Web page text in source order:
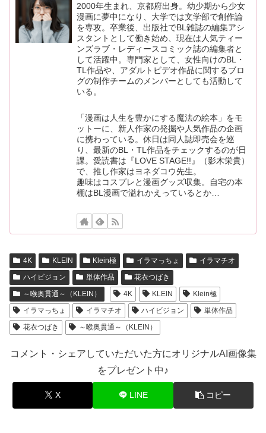
2000年生まれ、京都府出身。幼少期から少女
漫画に夢中になり、大学では文学部で創作論
を専攻。卒業後、出版社でBL雑誌の編集アシ
スタントとして働き始め、現在は人気ティー
ンズラブ・レディースコミック誌の編集者と
して活躍中。専門家として、女性向けのBL・
TL作品や、アダルトビデオ作品に関するブロ
グの制作チームのメンバーとしても活動して
いる。
「漫画は人生を豊かにする魔法の絵本」をモ
ットーに、新人作家の発掘や人気作品の企画
に携わっている。休日は同人誌即売会を巡
り、最新のBL・TL作品をチェックするのが日
課。愛読書は『LOVE STAGE!!』（影木栄貴）
で、推し作家はヨネダコウ先生。
趣味はコスプレと漫画グッズ収集。自宅の本
棚はBL漫画で溢れかえっているとか…
4K KLEIN Klein極 イラマっちょ
イラマチオ
ハイビジョン
単体作品
花衣つばき
～喉奥貫通～（KLEIN）
4K KLEIN
Klein極
イラマっちょ
イラマチオ ハイビジョン
単体作品
花衣つばき
～喉奥貫通～（KLEIN）
コメント・シェアしていただいた方にオリジナルAI画像集
をプレゼント中♪
X LINE コピー